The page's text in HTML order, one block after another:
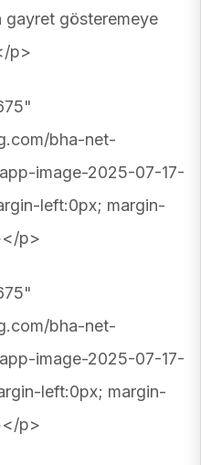
gayret gösteremeye
p>
bha-net-
image-2025-07-17-
left:0px; margin-
p>
bha-net-
image-2025-07-17-
left:0px; margin-
p>